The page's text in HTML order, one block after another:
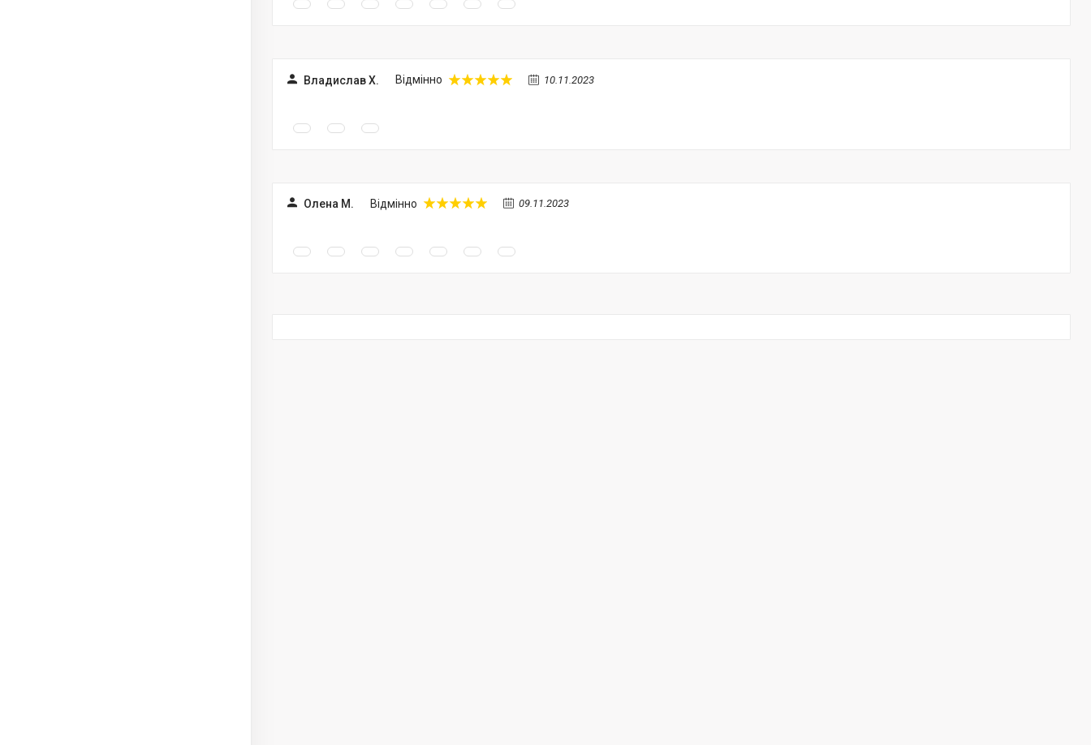
Владислав Х. Відмінно 10.11.2023
Олена М. Відмінно 09.11.2023